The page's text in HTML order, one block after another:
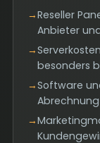
→Reseller
Anbieter
→
besonders
→Software
→